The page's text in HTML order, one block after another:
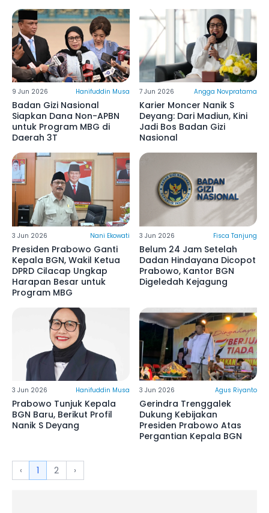
9 Jun 2026 Hanifuddin Musa
Badan Gizi Nasional
Siapkan Dana Non-APBN
untuk Program MBG di
Daerah 3T
7 Jun 2026 Angga Novpratama
Karier Moncer Nanik S
Deyang: Dari Madiun, Kini
Jadi Bos Badan Gizi
Nasional
3 Jun 2026 Nani Ekowati
Presiden Prabowo Ganti
Kepala BGN, Wakil Ketua
DPRD Cilacap Ungkap
Harapan Besar untuk
Program MBG
3 Jun 2026 Fisca Tanjung
Belum 24 Jam Setelah
Dadan Hindayana Dicopot
Prabowo, Kantor BGN
Digeledah Kejagung
3 Jun 2026 Hanifuddin Musa
Prabowo Tunjuk Kepala
BGN Baru, Berikut Profil
Nanik S Deyang
3 Jun 2026 Agus Riyanto
Gerindra Trenggalek
Dukung Kebijakan
Presiden Prabowo Atas
Pergantian Kepala BGN
‹ 1 2 ›